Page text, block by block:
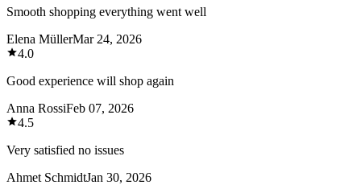
Smooth shopping everything went well
Elena MüllerMar 24, 2026
4.0
Good experience will shop again
Anna RossiFeb 07, 2026
4.5
Very satisfied no issues
Ahmet SchmidtJan 30, 2026